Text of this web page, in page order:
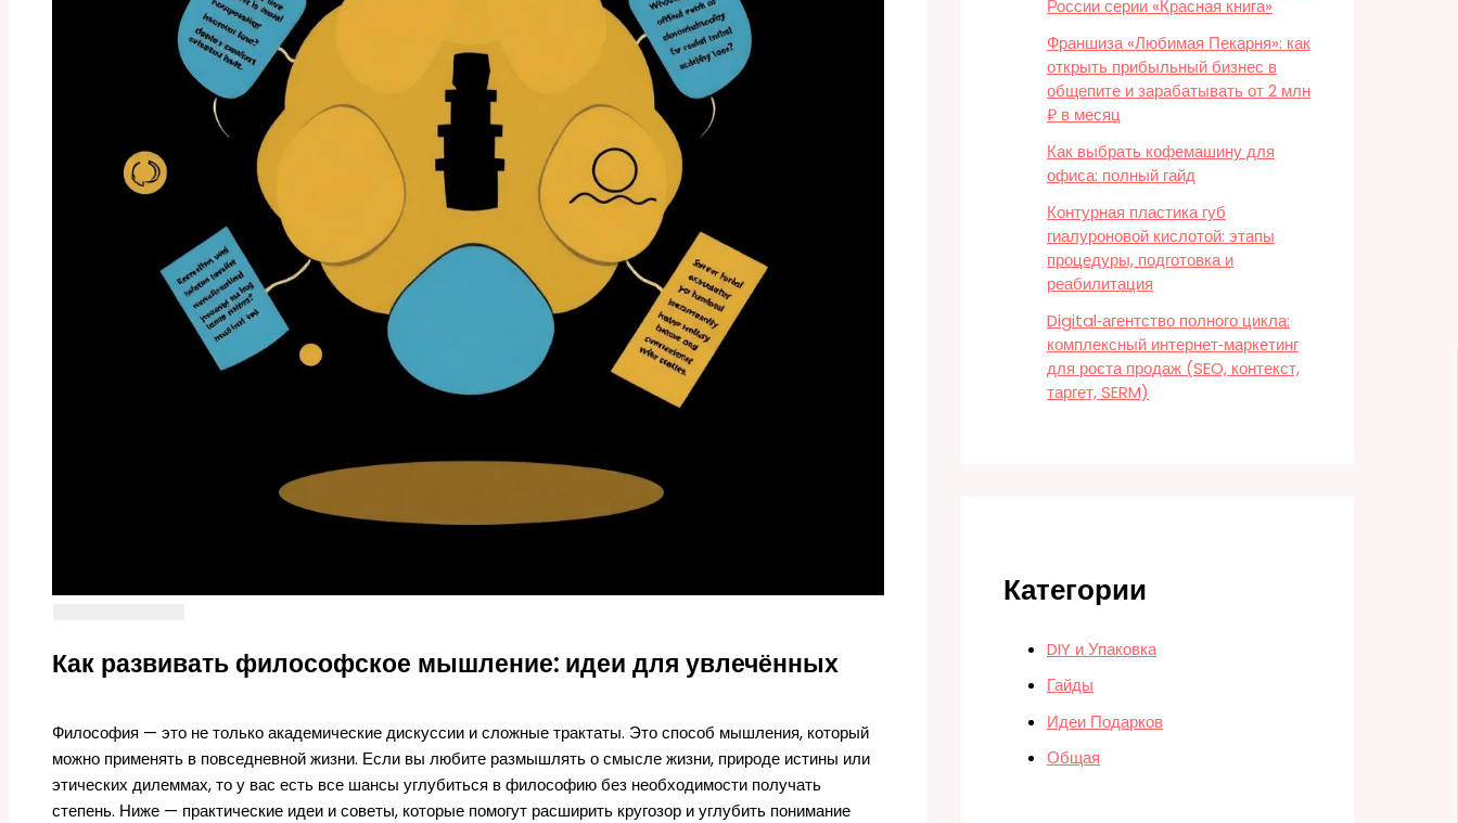
Как развивать философское мышление: идеи для увлечённых
Философия — это не только академические дискуссии и сложные трактаты. Это способ мышления, который
можно применять в повседневной жизни. Если вы любите размышлять о смысле жизни, природе истины или
этических дилеммах, то у вас есть все шансы углубиться в философию без необходимости получать
степень. Ниже — практические идеи и советы, которые помогут расширить кругозор и углубить понимание
России серии «Красная книга»
Франшиза «Любимая Пекарня»: как
открыть прибыльный бизнес в
общепите и зарабатывать от 2 млн
₽ в месяц
Как выбрать кофемашину для
офиса: полный гайд
Контурная пластика губ
гиалуроновой кислотой: этапы
процедуры, подготовка и
реабилитация
Digital‑агентство полного цикла:
комплексный интернет‑маркетинг
для роста продаж (SEO, контекст,
таргет, SERM)
Категории
DIY и Упаковка
Гайды
Идеи Подарков
Общая